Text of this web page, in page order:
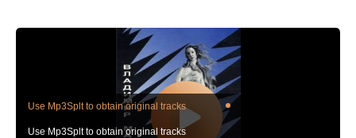
Use Mp3Splt to obtain original tracks
Use Mp3Splt to obtain original tracks